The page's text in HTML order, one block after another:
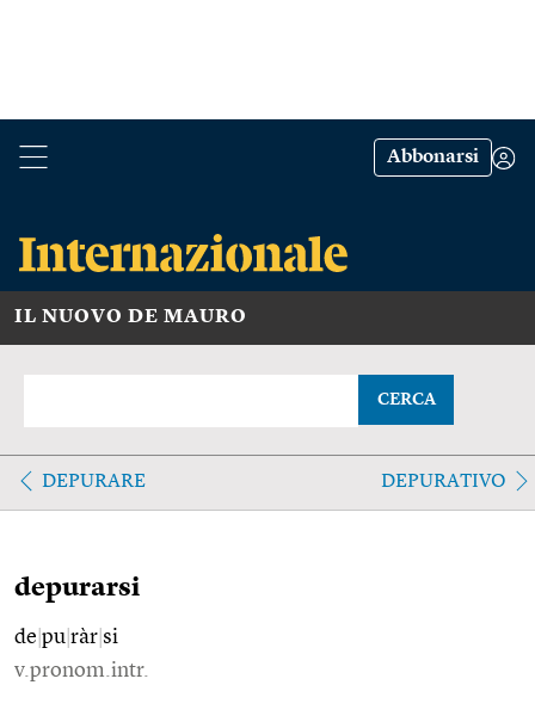
Abbonarsi
IL NUOVO DE MAURO
CERCA
DEPURARE DEPURATIVO
depurarsi
de pu ràr si
v.pronom.intr.